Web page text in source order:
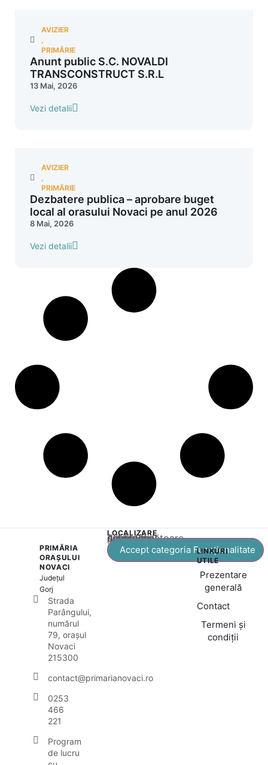
AVIZIER
,
PRIMĂRIE
Anunt public S.C. NOVALDI
TRANSCONSTRUCT S.R.L
13 Mai, 2026
Vezi detalii
AVIZIER
,
PRIMĂRIE
Dezbatere publica – aprobare buget
local al orasului Novaci pe anul 2026
8 Mai, 2026
Vezi detalii
PRIMĂRIA
ORAȘULUI
NOVACI
Județul
Gorj
Strada
Parângului,
numărul
79, orașul
Novaci
215300
contact@primarianovaci.ro
0253
466
221
Program
de lucru
LOCALIZARE
Acest conținut este blocat până când acceptați categoria corespunzătoare de cookie-uri.
Accept categoria Funcționalitate
LINKURI
UTILE
Prezentare
generală
Contact
Termeni și
condiții